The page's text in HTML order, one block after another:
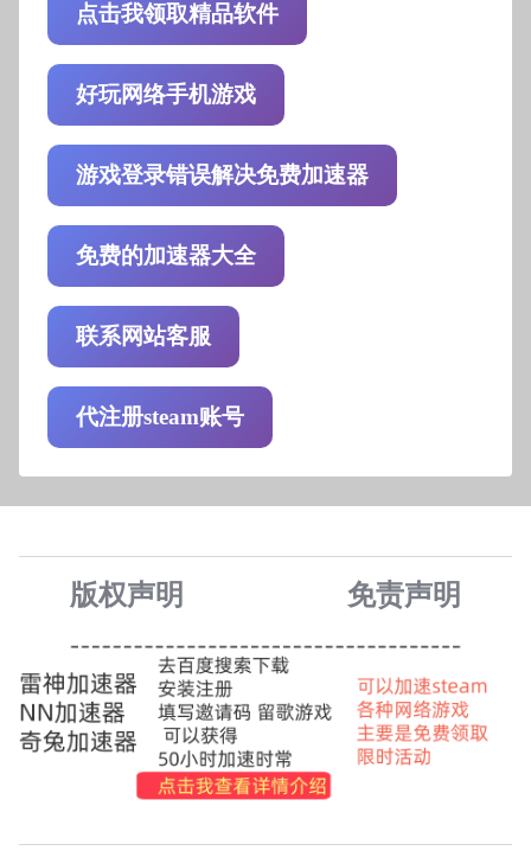
点击我领取精品软件
好玩网络手机游戏
游戏登录错误解决免费加速器
免费的加速器大全
联系网站客服
代注册steam账号
版权声明 免责声明